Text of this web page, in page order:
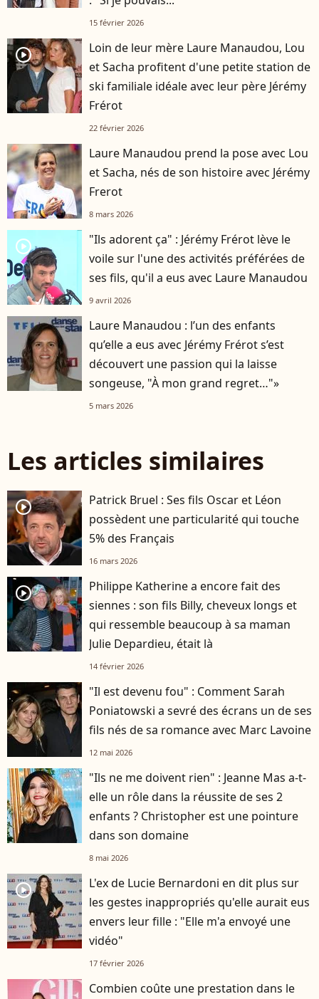
15 février 2026
player2
Loin de leur mère Laure Manaudou, Lou
et Sacha profitent d'une petite station de
ski familiale idéale avec leur père Jérémy
Frérot
22 février 2026
Laure Manaudou prend la pose avec Lou
et Sacha, nés de son histoire avec Jérémy
Frerot
8 mars 2026
player2
"Ils adorent ça" : Jérémy Frérot lève le
voile sur l'une des activités préférées de
ses fils, qu'il a eus avec Laure Manaudou
9 avril 2026
Laure Manaudou : l’un des enfants
qu’elle a eus avec Jérémy Frérot s’est
découvert une passion qui la laisse
songeuse, "À mon grand regret…"»
5 mars 2026
Les articles similaires
player2
Patrick Bruel : Ses fils Oscar et Léon
possèdent une particularité qui touche
5% des Français
16 mars 2026
player2
Philippe Katherine a encore fait des
siennes : son fils Billy, cheveux longs et
qui ressemble beaucoup à sa maman
Julie Depardieu, était là
14 février 2026
"Il est devenu fou" : Comment Sarah
Poniatowski a sevré des écrans un de ses
fils nés de sa romance avec Marc Lavoine
12 mai 2026
"Ils ne me doivent rien" : Jeanne Mas a-t-
elle un rôle dans la réussite de ses 2
enfants ? Christopher est une pointure
dans son domaine
8 mai 2026
player2
L'ex de Lucie Bernardoni en dit plus sur
les gestes inappropriés qu'elle aurait eus
envers leur fille : "Elle m'a envoyé une
vidéo"
17 février 2026
Combien coûte une prestation dans le